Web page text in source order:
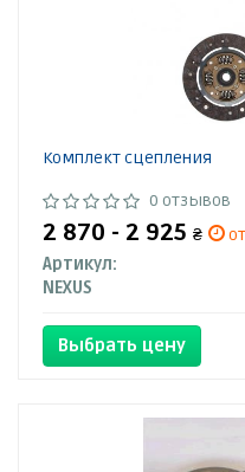
Комплект сцепления
0 отзывов
2 870 - 2 925 ₴
Артикул:
NEXUS
Выбрать цену